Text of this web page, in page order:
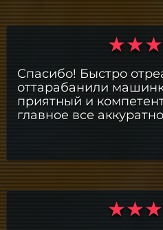
Спасибо! Быстро
оттарабанили
приятный и
главное все